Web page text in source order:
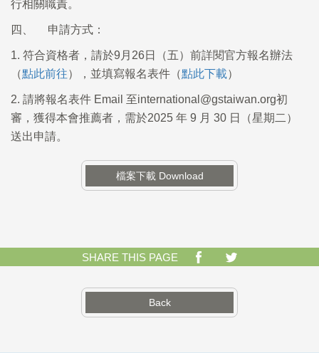
行相關職責。
四、 申請方式：
1. 符合資格者，請於9月26日（五）前詳閱官方報名辦法
（點此前往），並填寫報名表件（點此下載）
2. 請將報名表件 Email 至international@gstaiwan.org初
審，獲得本會推薦者，需於2025 年 9 月 30 日（星期二）
送出申請。
檔案下載 Download
SHARE THIS PAGE
Back